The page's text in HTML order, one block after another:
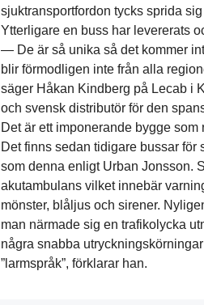
sjuktransportfordon tycks sprida
Ytterligare en buss har levererats
— De är så unika så det kommer
blir förmodligen inte från alla
säger Håkan Kindberg på Lecab i
och svensk distributör för den
Det är ett imponerande bygge
Det finns sedan tidigare bussar
som denna enligt Urban Jonsson.
akutambulans vilket innebär
mönster, blåljus och sirener.
man närmade sig en trafikolycka
några snabba
”larmspråk”, förklarar han.